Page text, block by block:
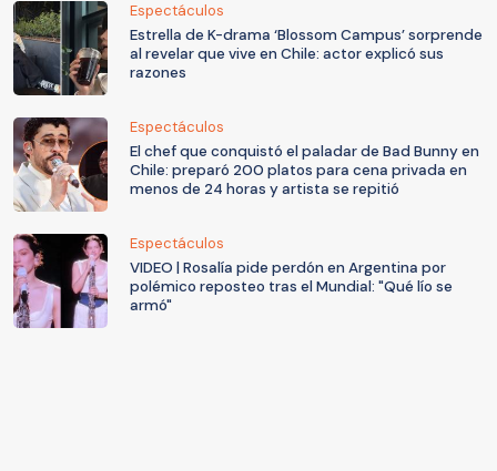
Espectáculos
Estrella de K-drama ‘Blossom Campus’ sorprende
al revelar que vive en Chile: actor explicó sus
razones
Espectáculos
El chef que conquistó el paladar de Bad Bunny en
Chile: preparó 200 platos para cena privada en
menos de 24 horas y artista se repitió
Espectáculos
VIDEO | Rosalía pide perdón en Argentina por
polémico reposteo tras el Mundial: "Qué lío se
armó"